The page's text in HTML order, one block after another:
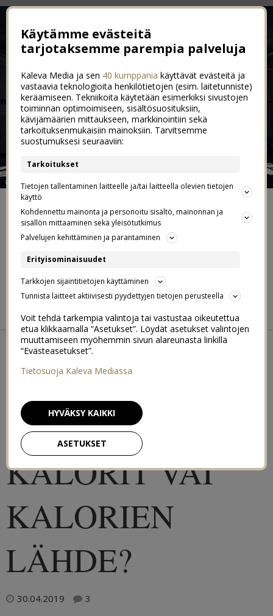
YHTEYDENOTOT JA YHTEISTYÖT
BIKINIBODY BOOTCAMP
KAUNEUSRUTIINIT
HIMOTREENAAJAN HELPPO JALKAHOITO (+ arvonta)
KUMPI ON
TÄRKEÄMPÄÄ
KALORIT VAI
KALORIEN
LÄHDE?
30.04.2019 3
Käytämme evästeitä
tarjotaksemme parempia palveluja
Kaleva Media ja sen 40 kumppania käyttävät evästeitä ja
vastaavia teknologioita henkilötietojen (esim. laitetunniste)
keräämiseen. Tekniikoita käytetään esimerkiksi sivustojen
toiminnan optimoimiseen, sisältösuosituksiin,
kävijämäärien mittaukseen, markkinointiin sekä
tarkoituksenmukaisiin mainoksiin. Tarvitsemme
suostumuksesi seuraaviin:
Tarkoitukset
Tietojen tallentaminen laitteelle ja/tai laitteella olevien tietojen
käyttö
Kohdennettu mainonta ja personoitu sisältö, mainonnan ja
sisällön mittaaminen sekä yleisötutkimus
Palvelujen kehittäminen ja parantaminen
Erityisominaisuudet
Tarkkojen sijaintitietojen käyttäminen
Tunnista laitteet aktiivisesti pyydettyjen tietojen perusteella
Voit tehdä tarkempia valintoja tai vastustaa oikeutettua
etua klikkaamalla “Asetukset”. Löydät asetukset valintojen
muuttamiseen myöhemmin sivun alareunasta linkillä
“Evästeasetukset”.
Tietosuoja Kaleva Mediassa
ASETUKSET
HYVÄKSY KAIKKI